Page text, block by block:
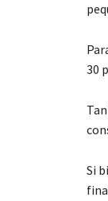
30
Si